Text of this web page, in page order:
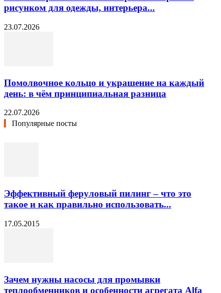
рисунком для одежды, интерьера...
23.07.2026
Помолвочное кольцо и украшение на каждый
день: в чём принципиальная разница
22.07.2026
Популярные посты
Эффективный феруловый пилинг – что это
такое и как правильно использовать...
17.05.2015
Зачем нужны насосы для промывки
теплообменников и особенности агрегата Alfa